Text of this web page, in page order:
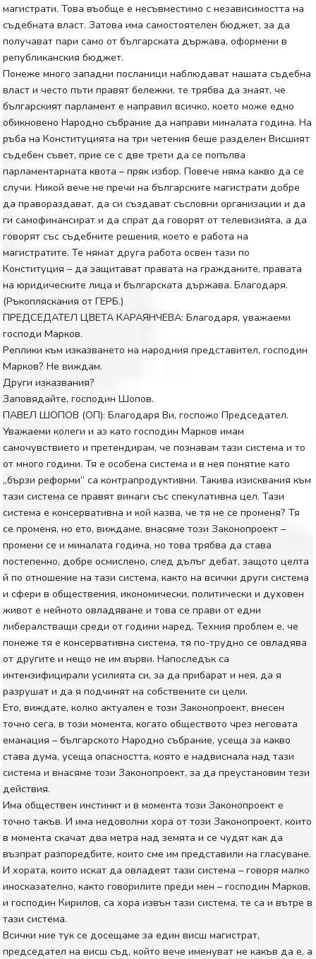
магистрати. Това въобще е несъвместимо с независимостта на
съдебната власт. Затова има самостоятелен бюджет, за да
получават пари само от българската държава, оформени в
републиканския бюджет.
Понеже много западни посланици наблюдават нашата съдебна
власт и често пъти правят бележки, те трябва да знаят, че
българският парламент е направил всичко, което може едно
обикновено Народно събрание да направи миналата година. На
ръба на Конституцията на три четения беше разделен Висшият
съдебен съвет, прие се с две трети да се попълва
парламентарната квота – пряк избор. Повече няма какво да се
случи. Никой вече не пречи на българските магистрати добре
да правораздават, да си създават съсловни организации и да
ги самофинансират и да спрат да говорят от телевизията, а да
говорят със съдебните решения, което е работа на
магистратите. Те нямат друга работа освен тази по
Конституция – да защитават правата на гражданите, правата
на юридическите лица и българската държава. Благодаря.
(Ръкопляскания от ГЕРБ.)
ПРЕДСЕДАТЕЛ ЦВЕТА КАРАЯНЧЕВА: Благодаря, уважаеми
господи Марков.
Реплики към изказването на народния представител, господин
Марков? Не виждам.
Други изказвания?
Заповядайте, господин Шопов.
ПАВЕЛ ШОПОВ (ОП): Благодаря Ви, госпожо Председател.
Уважаеми колеги и аз като господин Марков имам
самочувствието и претендирам, че познавам тази система и то
от много години. Тя е особена система и в нея понятие като
„бързи реформи“ са контрапродуктивни. Такива изисквания към
тази система се правят винаги със спекулативна цел. Тази
система е консервативна и кой казва, че тя не се променя? Тя
се променя, но ето, виждаме, внасяме този Законопроект –
промени се и миналата година, но това трябва да става
постепенно, добре осмислено, след дълъг дебат, защото целта
й по отношение на тази система, както на всички други система
и сфери в обществения, икономически, политически и духовен
живот е нейното овладяване и това се прави от едни
либералстващи среди от години наред. Техния проблем е, че
понеже тя е консервативна система, тя по-трудно се овладява
от другите и нещо не им върви. Напоследък са
интензифицирали усилията си, за да прибарат и нея, да я
разрушат и да я подчинят на собствените си цели.
Ето, виждате, колко актуален е този Законопроект, внесен
точно сега, в този момента, когато обществото чрез неговата
еманация – българското Народно събрание, усеща за какво
става дума, усеща опасността, която е надвиснала над тази
система и внасяме този Законопроект, за да преустановим тези
действия.
Има обществен инстинкт и в момента този Законопроект е
точно такъв. И има недоволни хора от този Законопроект, които
в момента скачат два метра над земята и се чудят как да
възпрат разпоредбите, които сме им представили на гласуване.
И хората, които искат да овладеят тази система – говоря малко
иносказателно, както говорилите преди мен – господин Марков,
и господин Кирилов, са хора извън тази система, те са и вътре в
тази система.
Всички ние тук се досещаме за един висш магистрат,
председател на висш съд, който вече именуват не какъв да е, а